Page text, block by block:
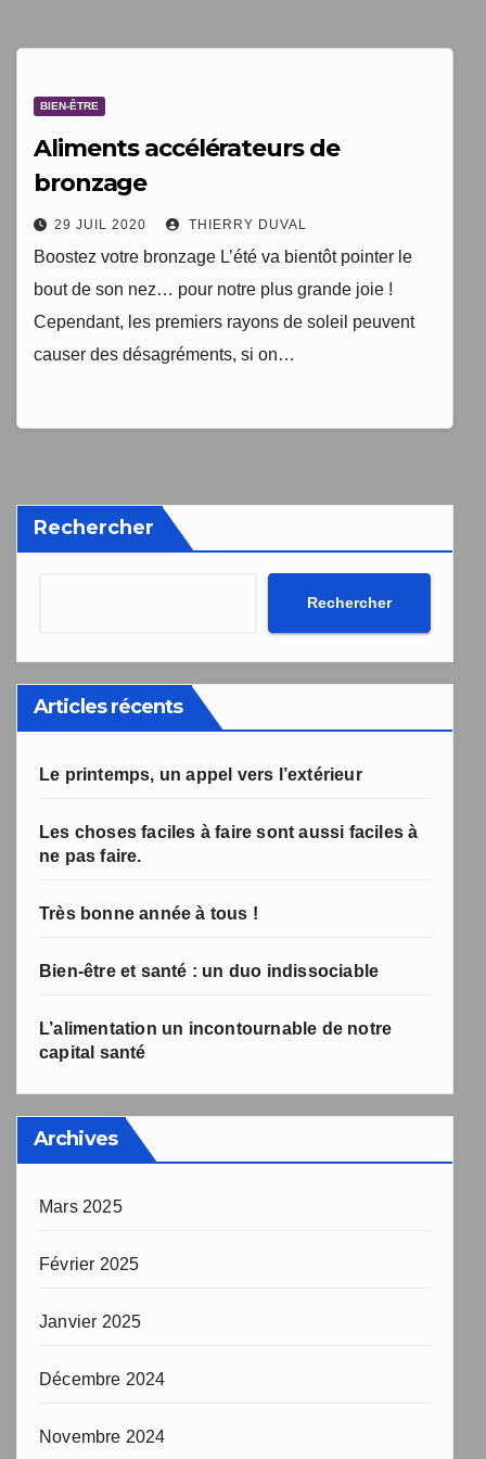
BIEN-ÊTRE
Aliments accélérateurs de
bronzage
29 JUIL 2020 THIERRY DUVAL
Boostez votre bronzage L’été va bientôt pointer le
bout de son nez… pour notre plus grande joie !
Cependant, les premiers rayons de soleil peuvent
causer des désagréments, si on…
Rechercher
Rechercher
Articles récents
Le printemps, un appel vers l’extérieur
Les choses faciles à faire sont aussi faciles à
ne pas faire.
Très bonne année à tous !
Bien-être et santé : un duo indissociable
L’alimentation un incontournable de notre
capital santé
Archives
Mars 2025
Février 2025
Janvier 2025
Décembre 2024
Novembre 2024
"Les clés du bien vieillir en bonne santé"
TopEquilibre.fr pour vous envoyer votre newsletter contenant
désabonnement intégré dans la newsletter.
Une erreur est survenue lors de la soumission du
Votre inscription a bien été prise en compte, et le livre
d'ici quelques secondes à l'adresse e-mail que vous